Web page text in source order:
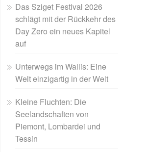
Das Sziget Festival 2026
schlägt mit der Rückkehr des
Day Zero ein neues Kapitel
auf
Unterwegs im Wallis: Eine
Welt einzigartig in der Welt
Kleine Fluchten: Die
Seelandschaften von
Piemont, Lombardei und
Tessin